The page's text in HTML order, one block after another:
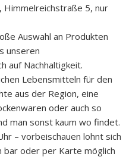
Himmelreichstraße 5, nur
Auswahl an Produkten
unseren
auf Nachhaltigkeit.
Lebensmitteln für den
aus der Region, eine
oder auch so
man sonst kaum wo findet.
– vorbeischauen lohnt sich
bar oder per Karte möglich